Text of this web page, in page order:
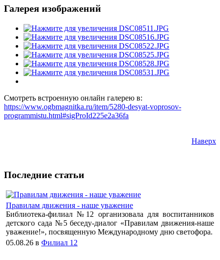
Галерея изображений
Смотреть встроенную онлайн галерею в:
https://www.ogbmagnitka.ru/item/5280-desyat-voprosov-
programmistu.html#sigProId225e2a36fa
Наверх
Последние статьи
Правилам движения - наше уважение
Библиотека-филиал №12 организовала для воспитанников
детского сада №5 беседу-диалог «Правилам движения-наше
уважение!», посвященную Международному дню светофора.
05.08.26 в Филиал 12